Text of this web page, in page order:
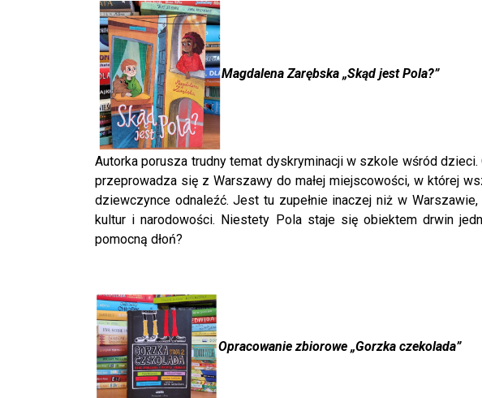
Magdalena Zarębska „Skąd jest Pola?”
Autorka porusza trudny temat dyskryminacji w szkole wśród
przeprowadza się z Warszawy do małej miejscowości, w której
dziewczynce odnaleźć. Jest tu zupełnie inaczej niż w
kultur i narodowości. Niestety Pola staje się obiektem drwin
pomocną dłoń?
Opracowanie zbiorowe „Gorzka czekolada”